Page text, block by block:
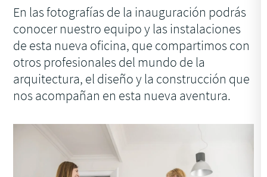
En las fotografías de la inauguración podrás
conocer nuestro equipo y las instalaciones
de esta nueva oficina, que compartimos con
otros profesionales del mundo de la
arquitectura, el diseño y la construcción que
nos acompañan en esta nueva aventura.